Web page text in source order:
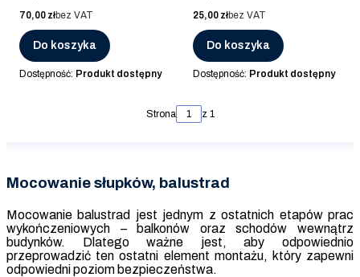
Cena
70,00 złbez VAT
Do koszyka
Dostępność: Produkt dostępny
Cena
25,00 złbez VAT
Do koszyka
Dostępność: Produkt dostępny
Strona z 1
Mocowanie słupków, balustrad
Mocowanie balustrad jest jednym z ostatnich etapów prac
wykończeniowych – balkonów oraz schodów wewnątrz
budynków. Dlatego ważne jest, aby odpowiednio
przeprowadzić ten ostatni element montażu, który zapewni
odpowiedni poziom bezpieczeństwa.